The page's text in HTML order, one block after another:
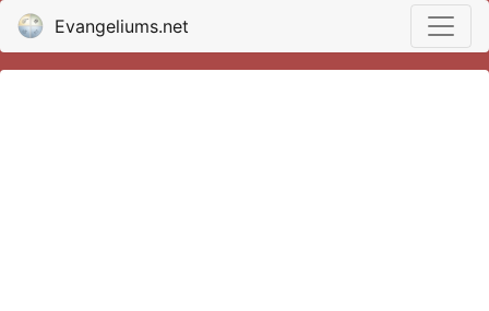
Evangeliums.net